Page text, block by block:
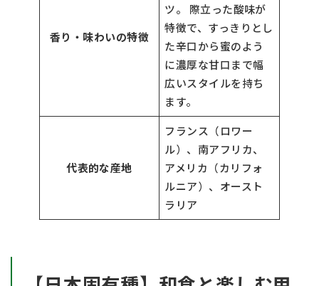
香り・味わいの特徴
ツ。 際立った酸味が
特徴で、すっきりとし
た辛口から蜜のよう
に濃厚な甘口まで幅
広いスタイルを持ち
ます。
代表的な産地
フランス（ロワー
ル）、南アフリカ、
アメリカ（カリフォ
ルニア）、オースト
ラリア